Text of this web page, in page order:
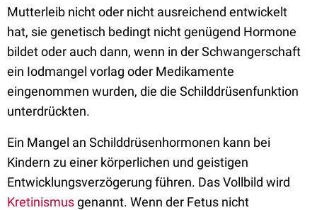
Mutterleib nicht oder nicht ausreichend entwickelt
hat, sie genetisch bedingt nicht genügend Hormone
bildet oder auch dann, wenn in der Schwangerschaft
ein Iodmangel vorlag oder Medikamente
eingenommen wurden, die die Schilddrüsenfunktion
unterdrückten.
Ein Mangel an Schilddrüsenhormonen kann bei
Kindern zu einer körperlichen und geistigen
Entwicklungsverzögerung führen. Das Vollbild wird
Kretinismusgenannt. Wenn der Fetus nicht